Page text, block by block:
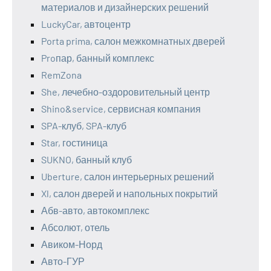
материалов и дизайнерских решений
LuckyCar, автоцентр
Porta prima, салон межкомнатных дверей
Proпар, банный комплекс
RemZona
She, лечебно-оздоровительный центр
Shino&service, сервисная компания
SPA-клуб, SPA-клуб
Star, гостиница
SUKNO, банный клуб
Uberture, салон интерьерных решений
Xl, салон дверей и напольных покрытий
Абв-авто, автокомплекс
Абсолют, отель
Авиком-Норд
Авто-ГУР